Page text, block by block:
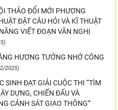
THẢO ĐỔI MỚI PHƯƠNG
ĐẶT CÂU HỎI VÀ KĨ THUẬT
VIẾT ĐOẠN VĂN NGHỊ
HƯƠNG TƯỞNG NHỚ CÔNG
2025)
SINH ĐẠT GIẢI CUỘC THI “TÌM
DỰNG, CHIẾN ĐẤU VÀ
CẢNH SÁT GIAO THÔNG”